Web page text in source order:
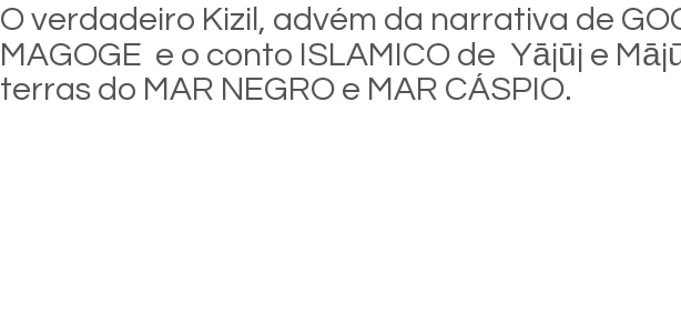
O verdadeiro Kizil, advém da narrativa de
MAGOGE  e o conto ISLAMICO de Yājūj e
terras do MAR NEGRO e MAR CÁSPIO.